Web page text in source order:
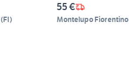
(FI)
55 €
Montelupo Fiorentino